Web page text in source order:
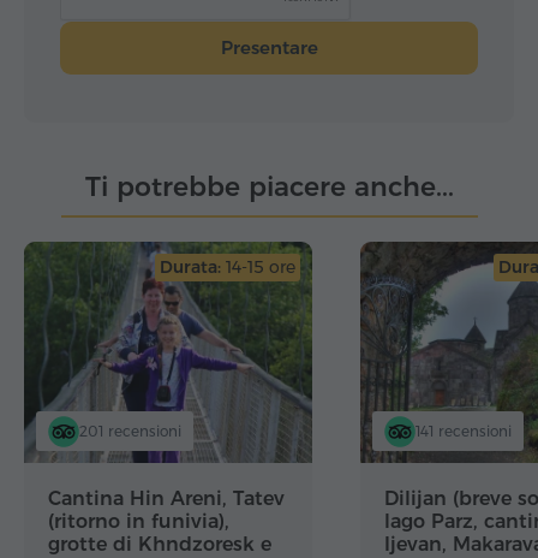
Presentare
Ti potrebbe piacere anche...
Durata: 14-15 ore
201 recensioni
Cantina Hin Areni, Tatev
(ritorno in funivia),
grotte di Khndzoresk e
141 recensioni
Dilijan (breve
lago Parz,
Ijevan,